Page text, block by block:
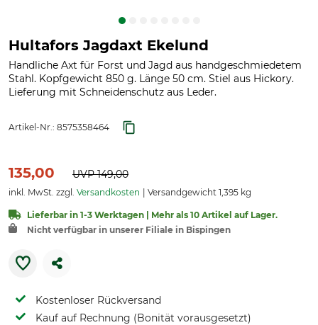
Hultafors Jagdaxt Ekelund
Handliche Axt für Forst und Jagd aus handgeschmiedetem
Stahl. Kopfgewicht 850 g. Länge 50 cm. Stiel aus Hickory.
Lieferung mit Schneidenschutz aus Leder.
Artikel-Nr.: 8575358464
135,00 UVP149,00
inkl. MwSt. zzgl. Versandkosten Versandgewicht 1,395 kg
Lieferbar in 1-3 Werktagen | Mehr als 10 Artikel auf Lager.
Nicht verfügbar in unserer Filiale in Bispingen
Kostenloser Rückversand
Kauf auf Rechnung (Bonität vorausgesetzt)